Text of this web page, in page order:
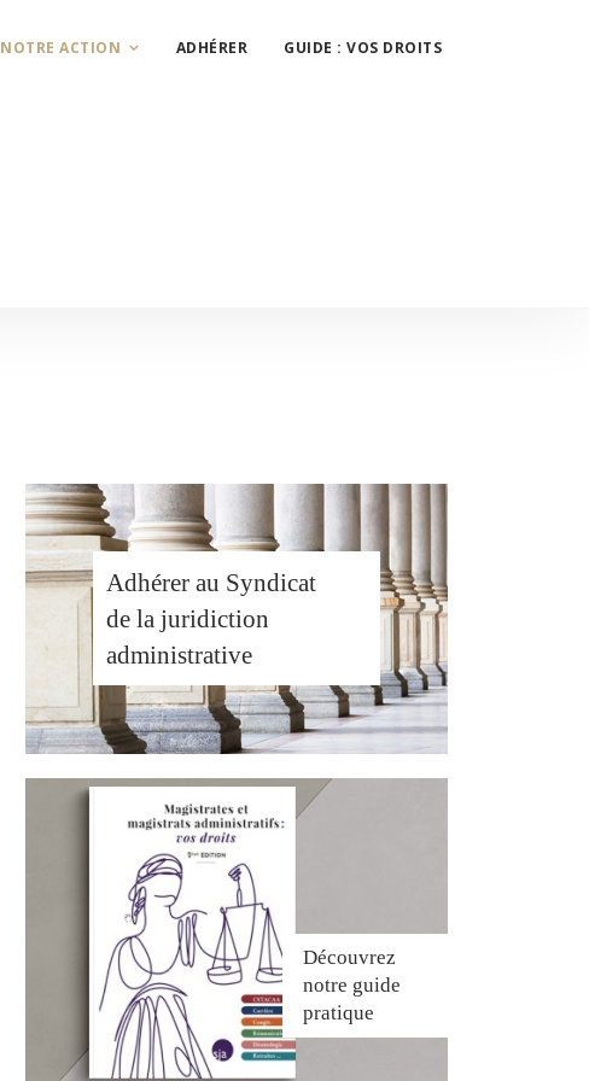
NOTRE ACTION ADHÉRER GUIDE : VOS DROITS
Adhérer au Syndicat
de la juridiction
administrative
Découvrez
notre guide
pratique